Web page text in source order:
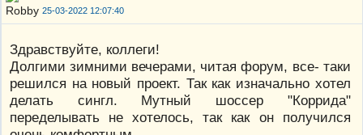
25-03-2022 12:07:40
Здравствуйте, коллеги!
Долгими зимними вечерами, читая форум, все- таки
решился на новый проект. Так как изначально хотел
делать сингл. Мутный шоссер "Коррида"
переделывать не хотелось, так как он получился